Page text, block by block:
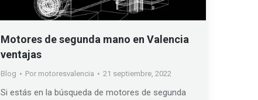
Motores de segunda mano en Valencia
ventajas
Blog Por motoresvalencia 21 septiembre, 2022
Si estás en la búsqueda de motores de segunda